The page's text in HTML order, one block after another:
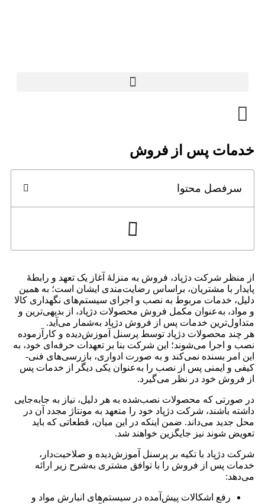
خدمات پس از فروش
سرفصل محتوا
از منظر شرکت دژپاد، فروش به منزلهٔ آغاز یک تعهد و رابطهٔ
پایدار با مشتریان، براساس رضایت‌مندی ایشان است؛ به همین
دلیل، خدمات مربوط به نصب و اجرای سیستم‌های نگهداری کالا
و مواد، به‌عنوان مکمل فروش محصولات دژپاد، از بدیهی‌ترین و
متداول‌ترین خدمات پس از فروش دژپاد به‌شمار می‌آید.
هر چند محصولات دژپاد توسط پرسنل آموزش‌دیده و کارآزموده
نصب و اجرا می‌شوند؛ این شرکت بنا بر تعهدات حرفه‌ای خود، به
این امر بسنده نمی‌کند و به صورت ادواری، بازرسی‌های فنی-
کیفی و ایمنی پس از نصب را به‌عنوان یکی دیگر از خدمات پس
از فروش خود در نظر می‌گیرد.
در صورتی که محصولات نصب‌شده به هر دلیل، نیاز به جابه‌جایی
داشته باشند، شرکت دژپاد خود را متعهد به مونتاژ مجدد آن در
محل جدید می‌داند. ضمن اینکه در این میان، قطعاتی که باید
تعویض شوند نیز جایگزین خواهند شد.
شرکت دژپاد با تکیه بر پرسنل آموزش‌دیده و صلاحیت‌دار،
خدمات پس از فروش را با توافق مشتری به‌شرح زیر ارائه
می‌دهد:
رفع اشکالات پیش‌آمده در سیستم‌های انبارش مواد و